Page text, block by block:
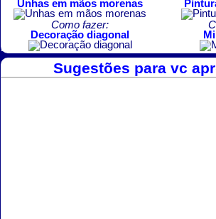
Unhas em mãos morenas
Como fazer:
Decoração diagonal
Sugestões para vc